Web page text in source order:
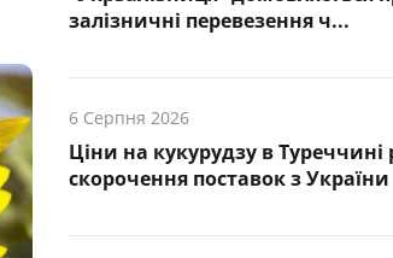
залізничні перевезення ч...
6 Серпня 2026
Ціни на кукурудзу в Туреччині
скорочення поставок з України